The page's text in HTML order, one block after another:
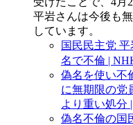
平岩さんは今後も
しています。
国民民主党
名で不倫 |
偽名を使い不
に無期限の党
より重い処分
偽名不倫の国